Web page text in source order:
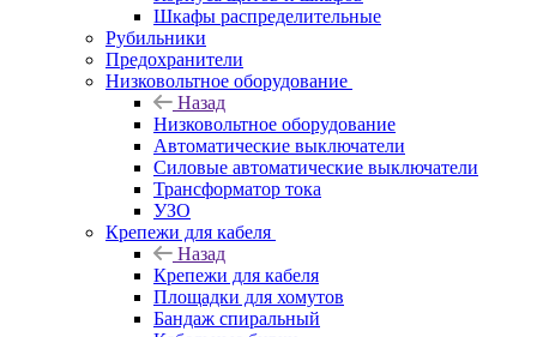
Шкафы распределительные
Рубильники
Предохранители
Низковольтное оборудование
Назад
Низковольтное оборудование
Автоматические выключатели
Силовые автоматические выключатели
Трансформатор тока
УЗО
Крепежи для кабеля
Назад
Крепежи для кабеля
Площадки для хомутов
Бандаж спиральный